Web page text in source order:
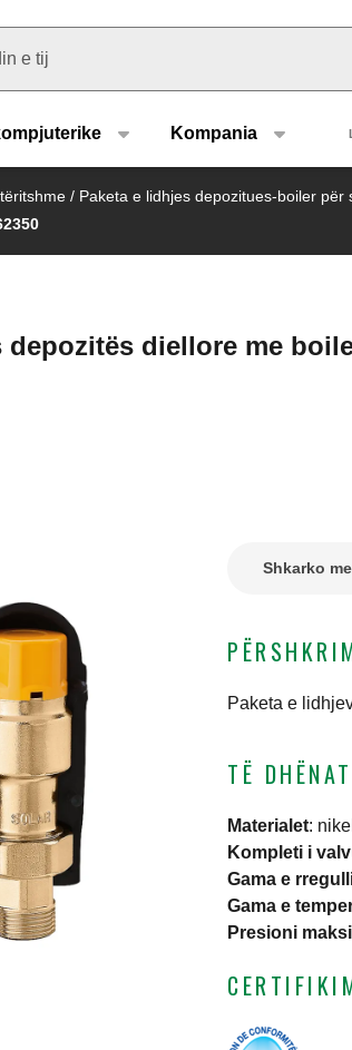
Kompania
/ Paketa e lidhjes depozitues-boiler për
depozitës diellore me
Shkarko
Paketa e
TË
Materialet:
Kompleti i
Gama e
Gama e
Presioni